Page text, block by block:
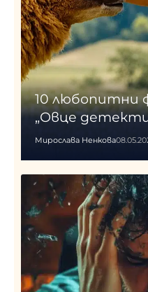
10 любопитни
„Овце
Мирослава Ненкова